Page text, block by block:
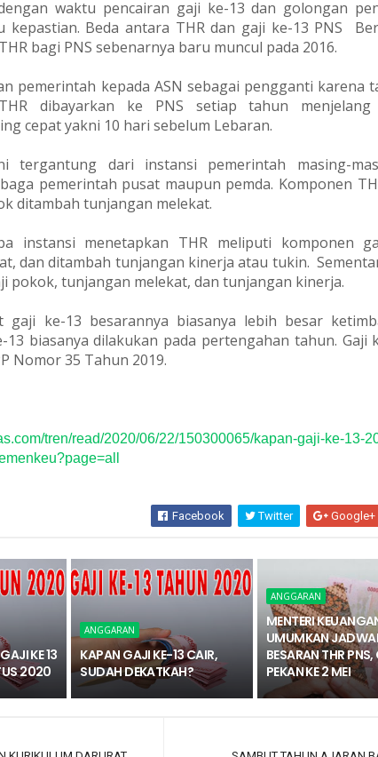
waktu pencairan gaji ke-13 dan golongan
kepastian. Beda antara THR dan gaji ke-13 PNS
bagi PNS sebenarnya baru muncul pada 2016.
pemerintah kepada ASN sebagai pengganti karena
dibayarkan ke PNS setiap tahun menjelang
cepat yakni 10 hari sebelum Lebaran.
tergantung dari instansi pemerintah masing-
pemerintah pusat maupun pemda. Komponen
ditambah tunjangan melekat.
instansi menetapkan THR meliputi komponen
dan ditambah tunjangan kinerja atau tukin.
pokok, tunjangan melekat, dan tunjangan kinerja.
gaji ke-13 besarannya biasanya lebih besar
13 biasanya dilakukan pada pertengahan tahun. Gaji
Nomor 35 Tahun 2019.
tren/read/2020/06/22/150300065/kapan-gaji-ke-13-
Facebook Twitter Google+
KE 13
2020
ANGGARAN
KAPAN GAJI KE-13 CAIR,
SUDAH DEKATKAH?
ANGGARAN
MENTERI
UMUMKAN
BESARAN THR PNS,
PEKAN KE 2 MEI